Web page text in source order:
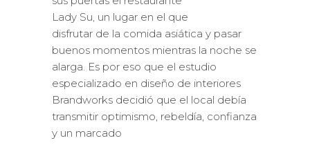
Lady Su, un lugar en el que
disfrutar de la comida asiática y pasar
buenos momentos mientras la noche se
alarga. Es por eso que el estudio
especializado en diseño de interiores
Brandworks decidió que el local debía
transmitir optimismo, rebeldía, confianza
y un marcado